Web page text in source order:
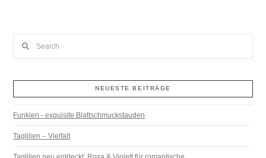
NEUESTE BEITRÄGE
Funkien - exquisite Blattschmuckstauden
Taglilien – Vielfalt